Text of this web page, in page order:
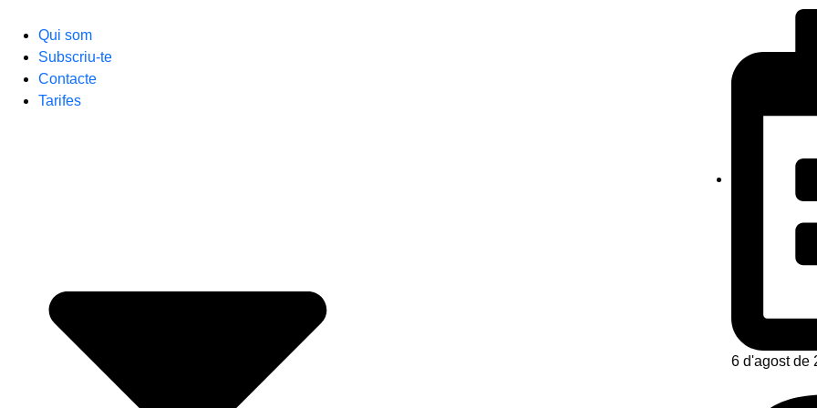
Qui som
Subscriu-te
Contacte
Tarifes
6 d'agost de